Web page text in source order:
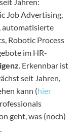
Job Advertising,
automatisierte
Robotic Process
im HR-
. Erkennbar ist
seit Jahren,
kann (hier
geht, was (noch)